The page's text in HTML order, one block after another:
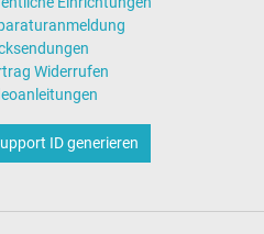
Widerrufen
ID generieren